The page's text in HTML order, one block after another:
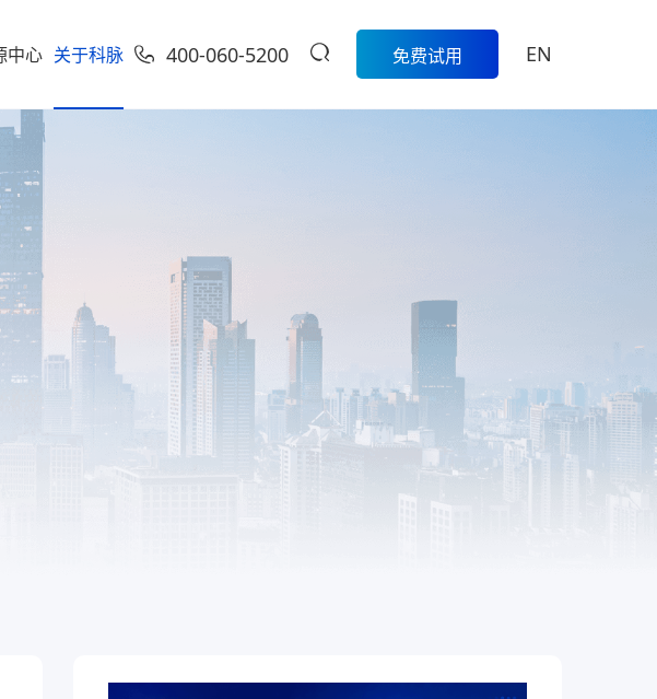
脉钱鲸云
于泛零售连锁企业的一
定制化的SaaS软件
提供私有化部署
一体化经营，进销存智
，助力连锁便利店规模
细、更高效的日常管理。
链管控、业务移动化管
商超行业效能全面升级
多元化门店经营、线上线下一体
化，助力大卖场行业进入智慧零
售时代
助管理、多元化精准营
母婴行业多渠道获客
烘焙
聚合流量资源、采供销协同一
体，助力烘焙行业轻松管店
中心
查询经销商
科脉AI客服
行沙龙报名入
学习中心
关于科脉
价值
招聘
扫码体验
400-060-5200 免费试用 EN